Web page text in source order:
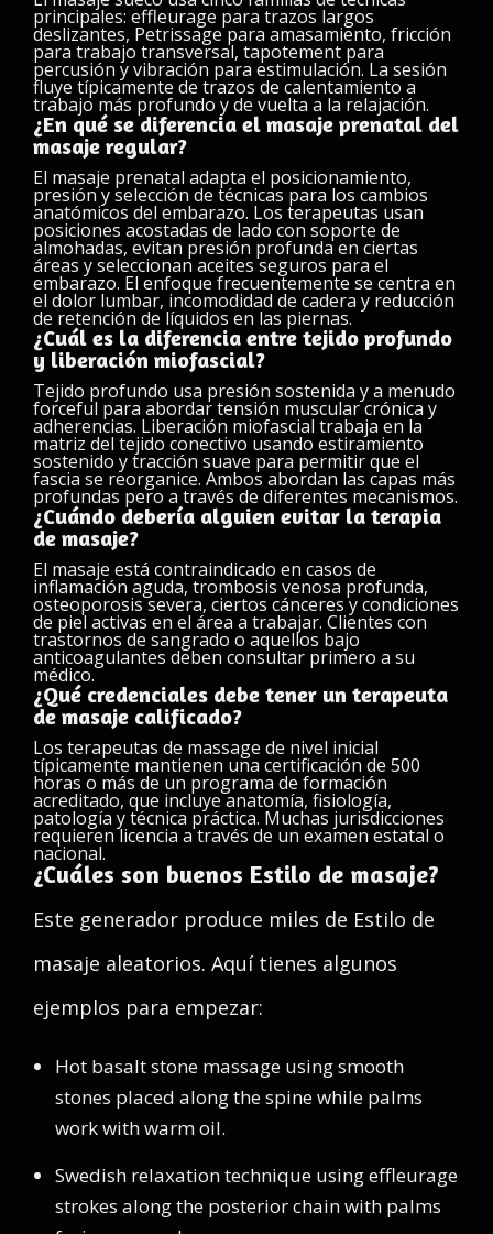
principales: effleurage para trazos largos
deslizantes, Petrissage para amasamiento, fricción
para trabajo transversal, tapotement para
percusión y vibración para estimulación. La sesión
fluye típicamente de trazos de calentamiento a
trabajo más profundo y de vuelta a la relajación.
¿En qué se diferencia el masaje prenatal del
masaje regular?
El masaje prenatal adapta el posicionamiento,
presión y selección de técnicas para los cambios
anatómicos del embarazo. Los terapeutas usan
posiciones acostadas de lado con soporte de
almohadas, evitan presión profunda en ciertas
áreas y seleccionan aceites seguros para el
embarazo. El enfoque frecuentemente se centra en
el dolor lumbar, incomodidad de cadera y reducción
de retención de líquidos en las piernas.
¿Cuál es la diferencia entre tejido profundo
y liberación miofascial?
Tejido profundo usa presión sostenida y a menudo
forceful para abordar tensión muscular crónica y
adherencias. Liberación miofascial trabaja en la
matriz del tejido conectivo usando estiramiento
sostenido y tracción suave para permitir que el
fascia se reorganice. Ambos abordan las capas más
profundas pero a través de diferentes mecanismos.
¿Cuándo debería alguien evitar la terapia
de masaje?
El masaje está contraindicado en casos de
inflamación aguda, trombosis venosa profunda,
osteoporosis severa, ciertos cánceres y condiciones
de piel activas en el área a trabajar. Clientes con
trastornos de sangrado o aquellos bajo
anticoagulantes deben consultar primero a su
médico.
¿Qué credenciales debe tener un terapeuta
de masaje calificado?
Los terapeutas de massage de nivel inicial
típicamente mantienen una certificación de 500
horas o más de un programa de formación
acreditado, que incluye anatomía, fisiología,
patología y técnica práctica. Muchas jurisdicciones
requieren licencia a través de un examen estatal o
nacional.
¿Cuáles son buenos Estilo de masaje?
Este generador produce miles de Estilo de
masaje aleatorios. Aquí tienes algunos
ejemplos para empezar:
Hot basalt stone massage using smooth
stones placed along the spine while palms
work with warm oil.
Swedish relaxation technique using effleurage
strokes along the posterior chain with palms